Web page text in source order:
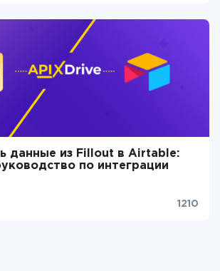
данные из Fillout в Airtable:
по интеграции
1210